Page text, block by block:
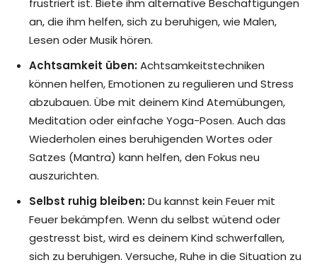
frustriert ist. Biete ihm alternative Beschäftigungen
an, die ihm helfen, sich zu beruhigen, wie Malen,
Lesen oder Musik hören.
Achtsamkeit üben:Achtsamkeitstechniken
können helfen, Emotionen zu regulieren und Stress
abzubauen. Übe mit deinem Kind Atemübungen,
Meditation oder einfache Yoga-Posen. Auch das
Wiederholen eines beruhigenden Wortes oder
Satzes (Mantra) kann helfen, den Fokus neu
auszurichten.
Selbst ruhig bleiben:Du kannst kein Feuer mit
Feuer bekämpfen. Wenn du selbst wütend oder
gestresst bist, wird es deinem Kind schwerfallen,
sich zu beruhigen. Versuche, Ruhe in die Situation zu